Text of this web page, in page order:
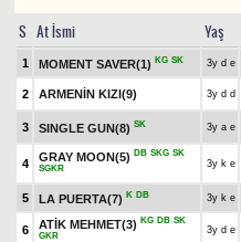
S At İsmi Yaş
1 MOMENT SAVER(1) KG SK 3y d e
2 ARMENİN KIZI(9) 3y d d
3 SINGLE GUN(8) SK 3y a e
4
GRAY MOON(5) DB SKG SK
SGKR
3y k e
5 LA PUERTA(7) K DB 3y k e
6 ATİK MEHMET(3) KG DB SK
GKR
3y d e